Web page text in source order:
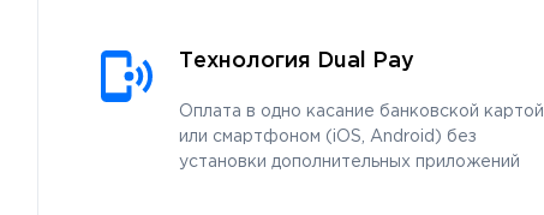
Технология Dual Pay
Оплата в одно касание банковской картой
или смартфоном (iOS, Android) без
установки дополнительных приложений